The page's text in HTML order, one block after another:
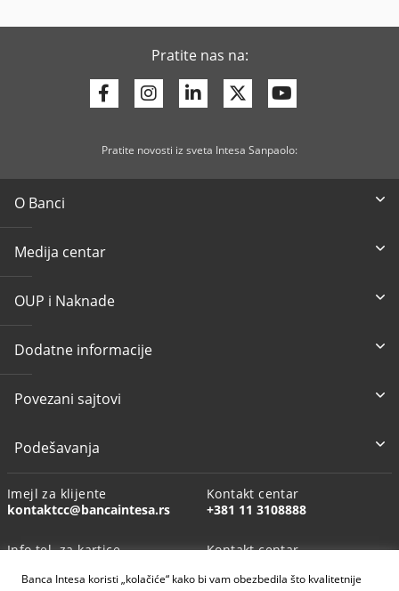
Banca Intesa koristi „kolačiće“ kako bi vam obezbedila što kvalitetnije
Pratite nas na:
FacebookInstagram
LinkedinTwitter
Pratite novosti iz sveta Intesa Sanpaolo:
O Banci
Medija centar
OUP i Naknade
Dodatne informacije
Povezani sajtovi
Podešavanja
Imejl za klijente
kontaktcc@bancaintesa.rs
Kontakt centar
+381 11 3108888
Info tel. za kartice
Kontakt centar